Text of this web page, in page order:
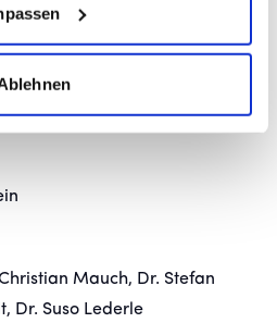
Jakob Braun
Mauch, Dr. Stefan
Dr. Suso Lederle